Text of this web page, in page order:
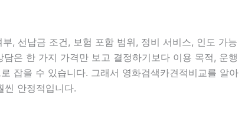
, 선납금 조건, 보험 포함 범위, 정비 서비스, 인도 가능
은 한 가지 가격만 보고 결정하기보다 이용 목적, 운행
잡을 수 있습니다. 그래서 영화검색카견적비교를 알아
안정적입니다.